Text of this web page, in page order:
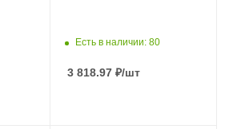
Есть в наличии: 80
3 818.97 ₽/шт